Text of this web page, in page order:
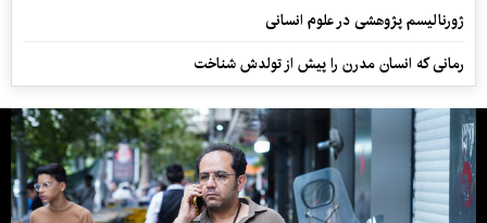
ژورنالیسم پژوهشی در علوم انسانی
رمانی که انسان مدرن را پیش از تولدش شناخت